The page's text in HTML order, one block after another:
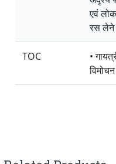
एवं
रस लेने
TOC
•